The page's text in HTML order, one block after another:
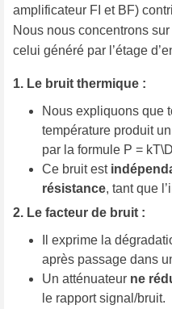
amplificateur FI et BF)
Nous nous concentrons
celui généré par l’étage
1. Le bruit thermique :
Nous expliquons que
température produit
par la formule P =
Ce bruit est
résistance, tant que
2. Le facteur de bruit :
Il exprime la
après passage dans
Un atténuateur ne
le rapport signal/bruit.